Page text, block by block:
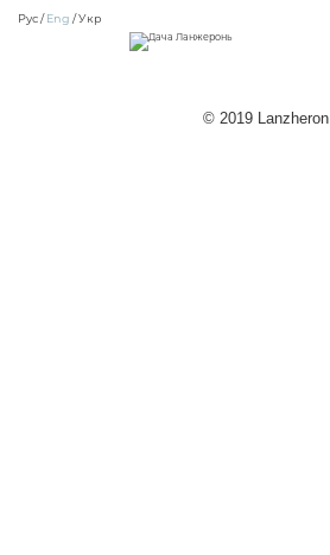
Рус Eng Укр
© 2019 Lanzheron